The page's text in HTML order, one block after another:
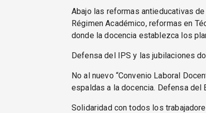
Abajo las reformas antieducativas
Régimen Académico, reformas en
donde la docencia establezca los
Defensa del IPS y las jubilaciones
No al nuevo “Convenio Laboral
espaldas a la docencia. Defensa del
Solidaridad con todos los